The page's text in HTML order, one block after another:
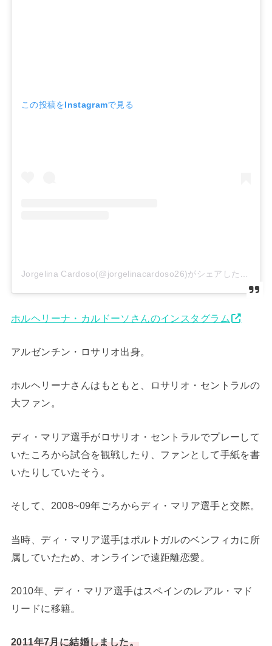
この投稿をInstagramで見る
Jorgelina Cardoso(@jorgelinacardoso26)がシェアした投稿
ホルヘリーナ・カルドーソさんのインスタグラム
アルゼンチン・ロサリオ出身。
ホルヘリーナさんはもともと、ロサリオ・セントラルの
大ファン。
ディ・マリア選手がロサリオ・セントラルでプレーして
いたころから試合を観戦したり、ファンとして手紙を書
いたりしていたそう。
そして、2008~09年ごろからディ・マリア選手と交際。
当時、ディ・マリア選手はポルトガルのベンフィカに所
属していたため、オンラインで遠距離恋愛。
2010年、ディ・マリア選手はスペインのレアル・マド
リードに移籍。
2011年7月に結婚しました。